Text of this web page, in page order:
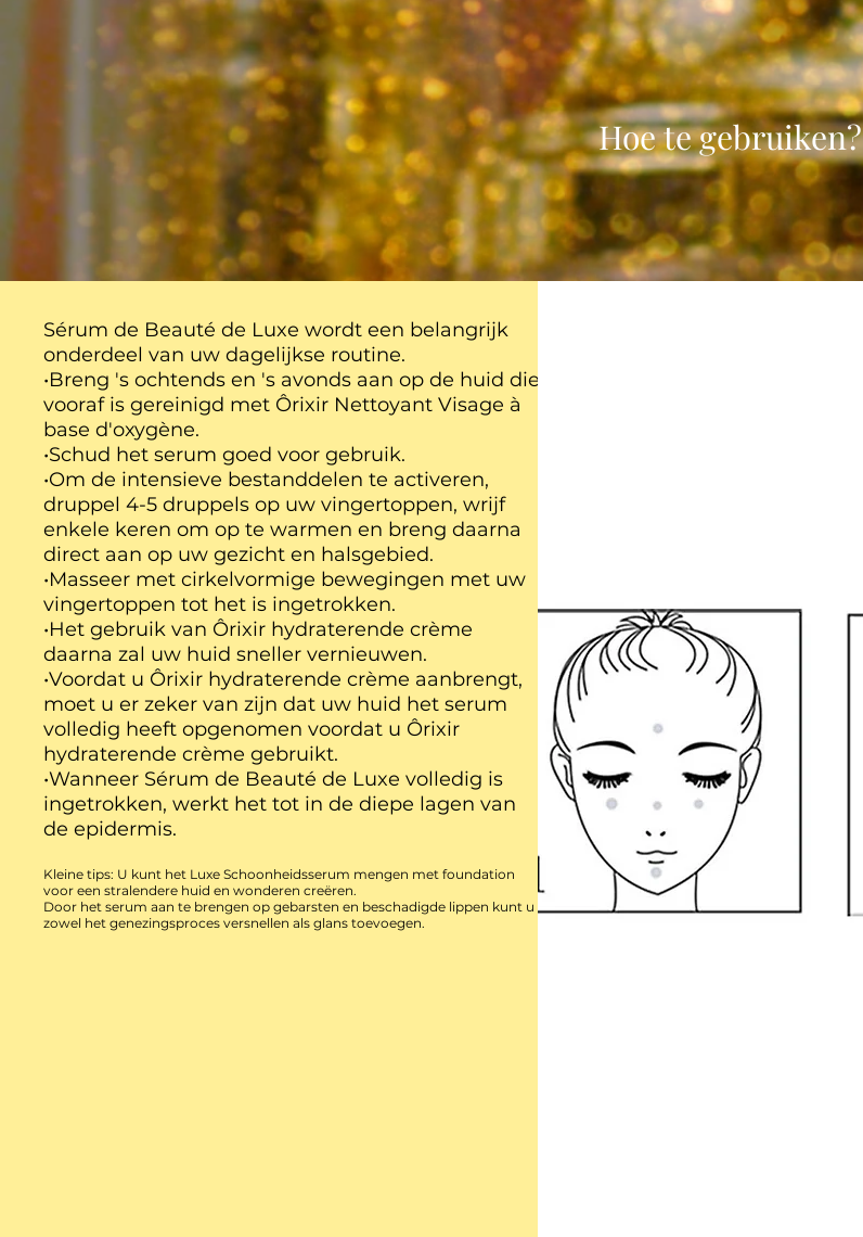
Hoe te gebruiken?
Sérum de Beauté de Luxe wordt een belangrijk
onderdeel van uw dagelijkse routine.
•Breng 's ochtends en 's avonds aan op de huid die
vooraf is gereinigd met Ôrixir Nettoyant Visage à
base d'oxygène.
•Schud het serum goed voor gebruik.
•Om de intensieve bestanddelen te activeren,
druppel 4-5 druppels op uw vingertoppen, wrijf
enkele keren om op te warmen en breng daarna
direct aan op uw gezicht en halsgebied.
•Masseer met cirkelvormige bewegingen met uw
vingertoppen tot het is ingetrokken.
•Het gebruik van Ôrixir hydraterende crème
daarna zal uw huid sneller vernieuwen.
•Voordat u Ôrixir hydraterende crème aanbrengt,
moet u er zeker van zijn dat uw huid het serum
volledig heeft opgenomen voordat u Ôrixir
hydraterende crème gebruikt.
•Wanneer Sérum de Beauté de Luxe volledig is
ingetrokken, werkt het tot in de diepe lagen van
de epidermis.
Kleine tips: U kunt het Luxe Schoonheidsserum mengen met foundation
voor een stralendere huid en wonderen creëren.
Door het serum aan te brengen op gebarsten en beschadigde lippen kunt u
zowel het genezingsproces versnellen als glans toevoegen.